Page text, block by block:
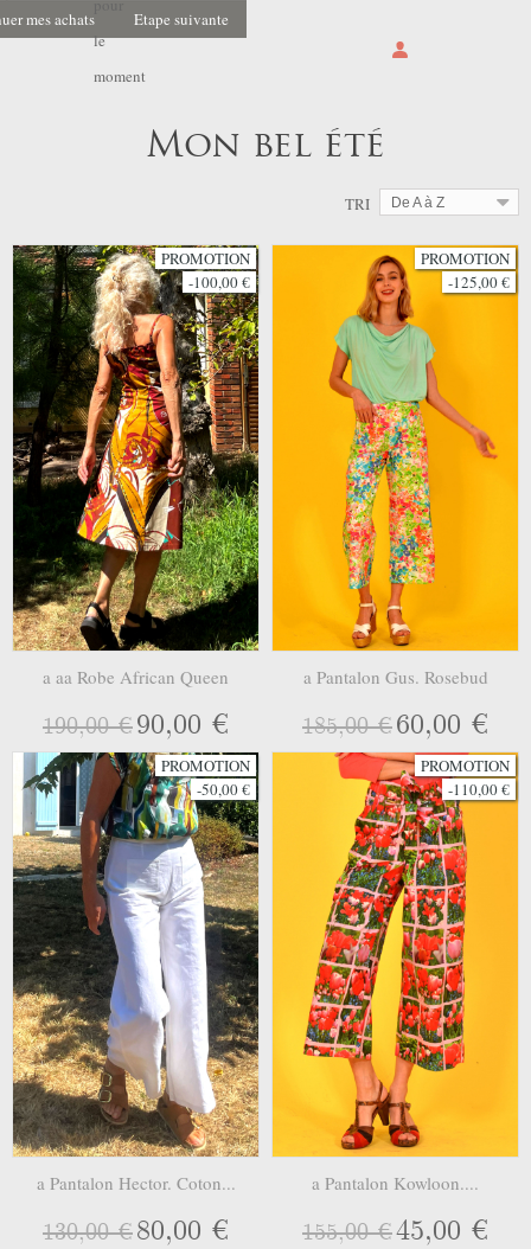
pour
le
moment
mes achats Etape suivante
Mon bel été
TRI De A à Z
PROMOTION
-100,00 €
a aa Robe African Queen
190,00 €90,00 €
PROMOTION
-125,00 €
a Pantalon Gus. Rosebud
185,00 €60,00 €
PROMOTION
-50,00 €
a Pantalon Hector. Coton...
130,00 €80,00 €
PROMOTION
-110,00 €
a Pantalon Kowloon....
155,00 €45,00 €